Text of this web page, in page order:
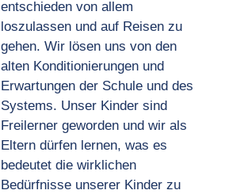
entschieden von allem
loszulassen und auf Reisen zu
gehen. Wir lösen uns von den
alten Konditionierungen und
Erwartungen der Schule und des
Systems. Unser Kinder sind
Freilerner geworden und wir als
Eltern dürfen lernen, was es
bedeutet die wirklichen
Bedürfnisse unserer Kinder zu